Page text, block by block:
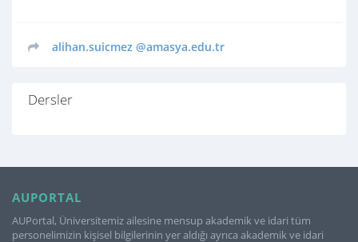
alihan.suicmez @amasya.edu.tr
Dersler
AUPORTAL
AUPortal, Üniversitemiz ailesine mensup akademik ve idari tüm
personelimizin kişisel bilgilerinin yer aldığı ayrıca akademik ve idari